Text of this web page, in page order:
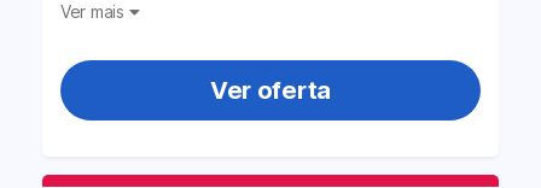
Ver mais
Ver oferta